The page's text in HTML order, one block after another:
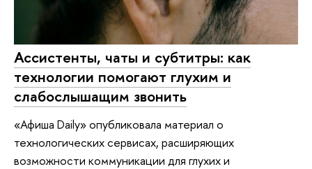
Ассистенты, чаты и субтитры: как
технологии помогают глухим и
слабослышащим звонить
«Афиша Daily» опубликовала материал о
технологических сервисах, расширяющих
возможности коммуникации для глухих и